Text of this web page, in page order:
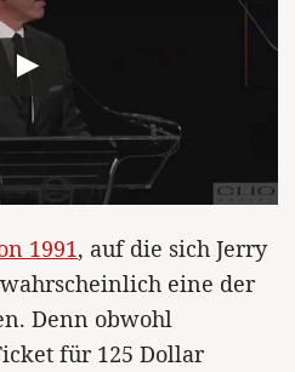
1991, auf die sich Jerry
eine der
Denn obwohl
für 125 Dollar